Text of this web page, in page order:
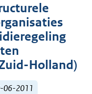
Holland)
06-2011